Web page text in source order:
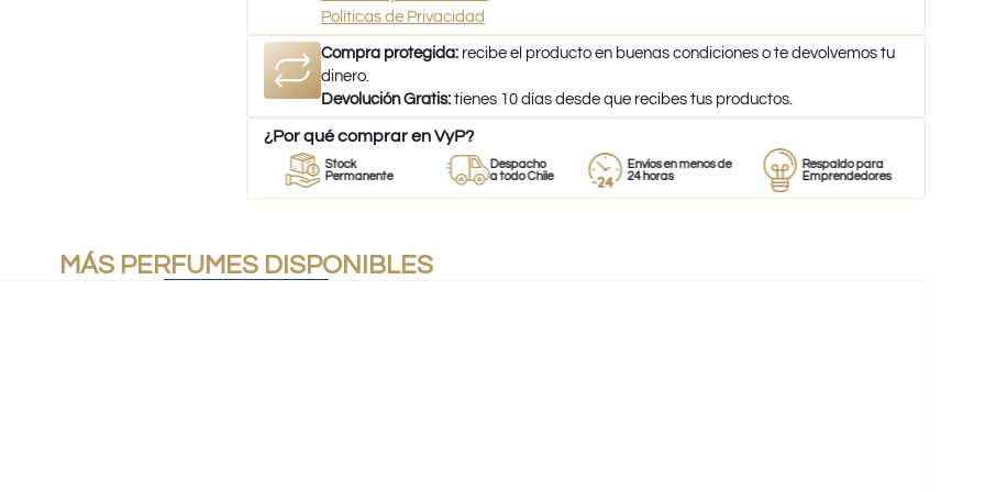
Políticas de Privacidad
Compra protegida: recibe el producto en buenas condiciones o te devolvemos tu
dinero.
Devolución Gratis: tienes 10 días desde que recibes tus productos.
¿Por qué comprar en VyP?
Stock
Permanente
Despacho
a todo Chile
Envíos en menos de
24 horas
Respaldo para
Emprendedores
MÁS PERFUMES DISPONIBLES